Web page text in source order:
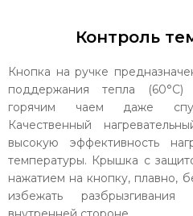
Контроль
Кнопка на ручке
поддержания тепла (60°С)
горячим чаем даже
Качественный
высокую эффективность
температуры. Крышка с
нажатием на кнопку, плавно,
избежать